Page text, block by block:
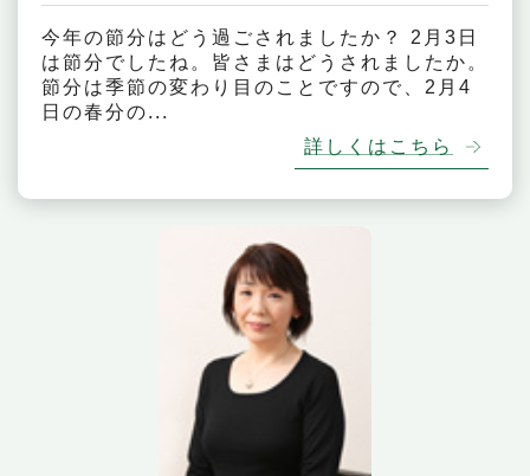
今年の節分はどう過ごされましたか？ 2月3日
は節分でしたね。皆さまはどうされましたか。
節分は季節の変わり目のことですので、2月4
日の春分の...
詳しくはこちら